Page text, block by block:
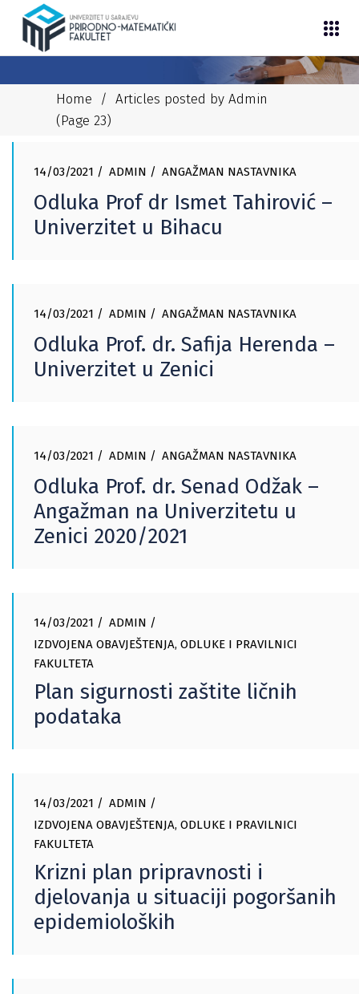
Home /Articles posted by Admin
(Page 23)
14/03/2021 ADMIN ANGAŽMAN NASTAVNIKA
Odluka Prof dr Ismet Tahirović –
Univerzitet u Bihacu
14/03/2021 ADMIN ANGAŽMAN NASTAVNIKA
Odluka Prof. dr. Safija Herenda –
Univerzitet u Zenici
14/03/2021 ADMIN ANGAŽMAN NASTAVNIKA
Odluka Prof. dr. Senad Odžak –
Angažman na Univerzitetu u
Zenici 2020/2021
14/03/2021
ADMIN
IZDVOJENA OBAVJEŠTENJA, ODLUKE I PRAVILNICI
FAKULTETA
Plan sigurnosti zaštite ličnih
podataka
14/03/2021
ADMIN
IZDVOJENA OBAVJEŠTENJA, ODLUKE I PRAVILNICI
FAKULTETA
Krizni plan pripravnosti i
djelovanja u situaciji pogoršanih
epidemioloških